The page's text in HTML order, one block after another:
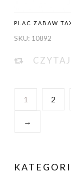
PLAC ZABAW
SKU: 10892
1 2
→